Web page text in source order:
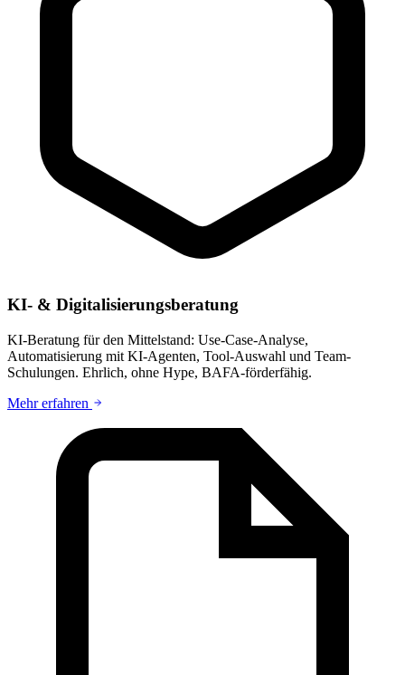
KI- & Digitalisierungsberatung
KI-Beratung für den Mittelstand: Use-Case-Analyse,
Automatisierung mit KI-Agenten, Tool-Auswahl und Team-
Schulungen. Ehrlich, ohne Hype, BAFA-förderfähig.
Mehr erfahren